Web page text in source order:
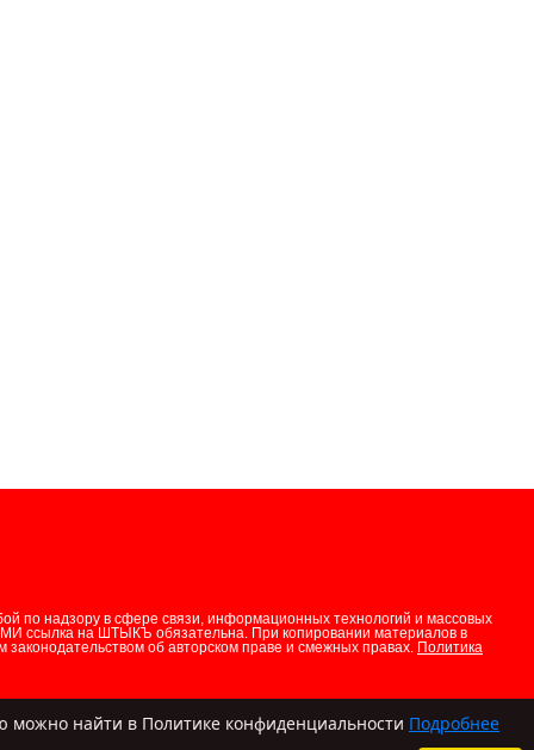
по надзору в сфере связи, информационных технологий и массовых
ссылка на ШТЫКЪ обязательна. При копировании материалов в
об авторском праве и смежных правах. Политика
найти в Политике конфиденциальности Подробнее